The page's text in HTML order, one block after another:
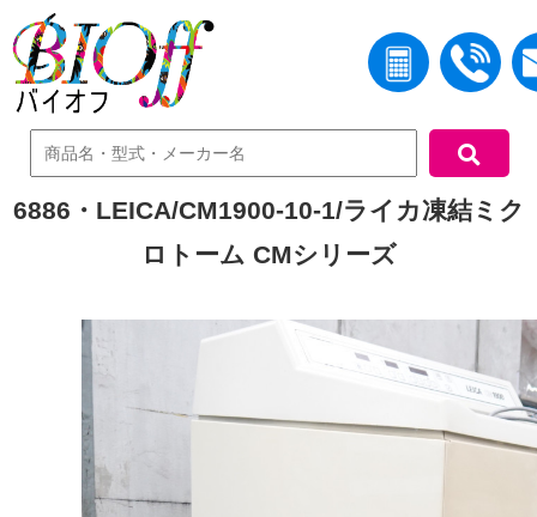
中古機器検索
6886・LEICA/CM1900-10-1/ライカ凍結ミク
ロトーム CMシリーズ